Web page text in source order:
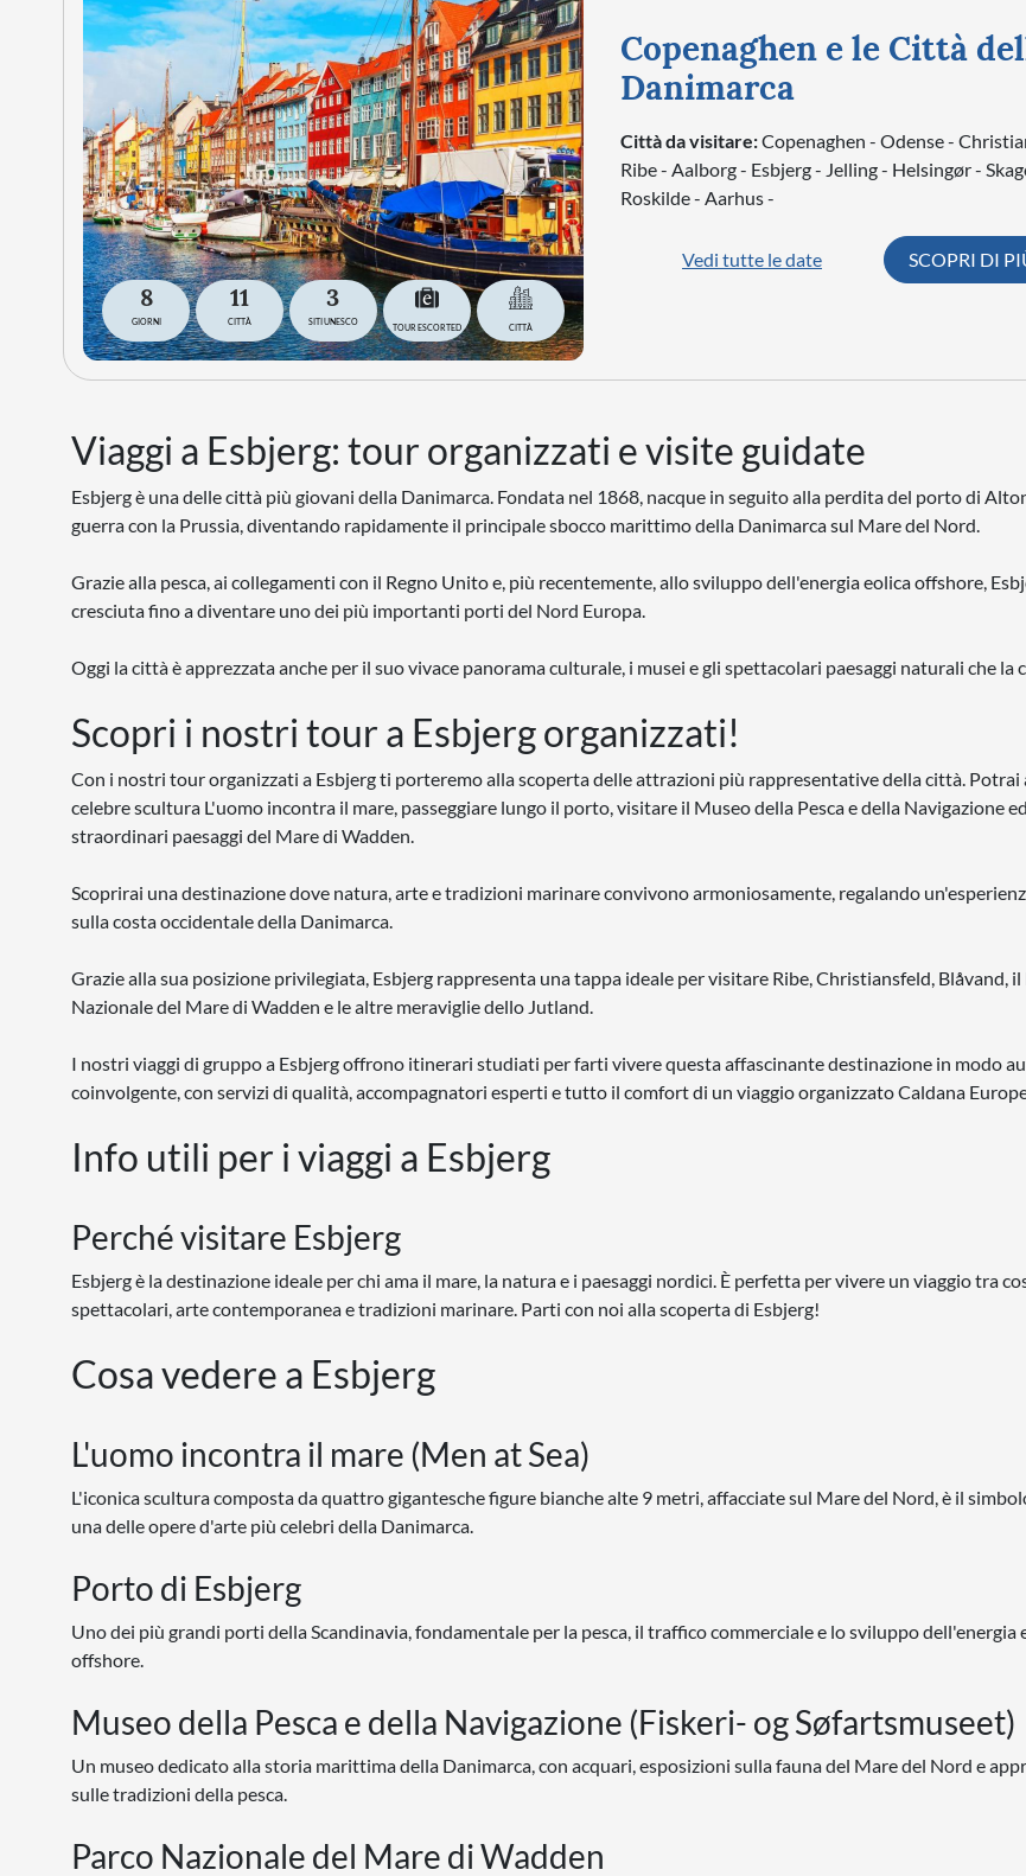
8
GIORNI
11
CITTÀ
3
SITI UNESCO
TOUR ESCORTED CITTÀ
Copenaghen e le Città
Danimarca
Città da visitare:Copenaghen - Odense -
Ribe - Aalborg - Esbjerg - Jelling - Helsingør -
Roskilde - Aarhus -
Vedi tutte le date SCOPRI DI
Viaggi a Esbjerg: tour organizzati e visite guidate
Esbjerg è una delle città più giovani della Danimarca. Fondata nel 1868, nacque in seguito alla perdita del porto di
guerra con la Prussia, diventando rapidamente il principale sbocco marittimo della Danimarca sul Mare del Nord.
Grazie alla pesca, ai collegamenti con il Regno Unito e, più recentemente, allo sviluppo dell'energia eolica offshore,
cresciuta fino a diventare uno dei più importanti porti del Nord Europa.
Oggi la città è apprezzata anche per il suo vivace panorama culturale, i musei e gli spettacolari paesaggi naturali che la
Scopri i nostri tour a Esbjerg organizzati!
Con i nostri tour organizzati a Esbjerg ti porteremo alla scoperta delle attrazioni più rappresentative della città. Potrai
celebre scultura L'uomo incontra il mare, passeggiare lungo il porto, visitare il Museo della Pesca e della Navigazione
straordinari paesaggi del Mare di Wadden.
Scoprirai una destinazione dove natura, arte e tradizioni marinare convivono armoniosamente, regalando
sulla costa occidentale della Danimarca.
Grazie alla sua posizione privilegiata, Esbjerg rappresenta una tappa ideale per visitare Ribe, Christiansfeld, Blåvand, il
Nazionale del Mare di Wadden e le altre meraviglie dello Jutland.
I nostri viaggi di gruppo a Esbjerg offrono itinerari studiati per farti vivere questa affascinante destinazione in modo
coinvolgente, con servizi di qualità, accompagnatori esperti e tutto il comfort di un viaggio organizzato Caldana
Info utili per i viaggi a Esbjerg
Perché visitare Esbjerg
Esbjerg è la destinazione ideale per chi ama il mare, la natura e i paesaggi nordici. È perfetta per vivere un viaggio tra
spettacolari, arte contemporanea e tradizioni marinare. Parti con noi alla scoperta di Esbjerg!
Cosa vedere a Esbjerg
L'uomo incontra il mare (Men at Sea)
L'iconica scultura composta da quattro gigantesche figure bianche alte 9 metri, affacciate sul Mare del Nord, è il
una delle opere d'arte più celebri della Danimarca.
Porto di Esbjerg
Uno dei più grandi porti della Scandinavia, fondamentale per la pesca, il traffico commerciale e lo sviluppo dell'energia
offshore.
Museo della Pesca e della Navigazione (Fiskeri- og Søfartsmuseet)
Un museo dedicato alla storia marittima della Danimarca, con acquari, esposizioni sulla fauna del Mare del Nord e
sulle tradizioni della pesca.
Parco Nazionale del Mare di Wadden